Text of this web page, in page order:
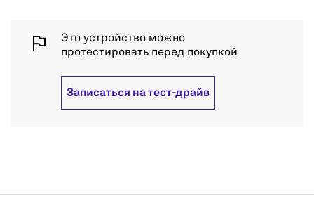
Это устройство можно
протестировать перед покупкой
Записаться на тест-драйв